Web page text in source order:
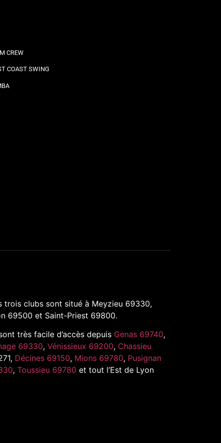
CREW
COAST SWING
trois clubs sont situé à Meyzieu 69330,
69500 et Saint-Priest 69800.
très facile d’accès depuis Genas 69740,
69330, Vénissieux 69200, Chassieu
Décines 69150, Mions 69780, Pusignan
, Toussieu 69780 et tout l’Est de Lyon